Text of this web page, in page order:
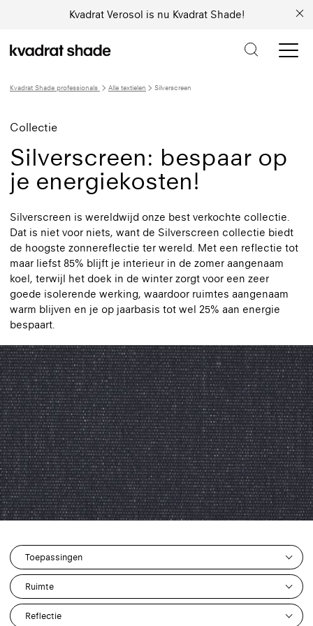
Kvadrat Verosol is nu Kvadrat Shade!
Kvadrat Shade professionals Alle textielen Silverscreen
Collectie
Silverscreen: bespaar op
je energiekosten!
Silverscreen is wereldwijd onze best verkochte collectie.
Dat is niet voor niets, want de Silverscreen collectie biedt
de hoogste zonnereflectie ter wereld. Met een reflectie tot
maar liefst 85% blijft je interieur in de zomer aangenaam
koel, terwijl het doek in de winter zorgt voor een zeer
goede isolerende werking, waardoor ruimtes aangenaam
warm blijven en je op jaarbasis tot wel 25% aan energie
bespaart.
Toepassingen
0
Ruimte
Reflectie